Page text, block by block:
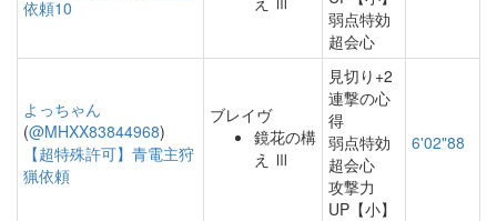
依頼10
弱点特効
超会心
よっちゃん
(@MHXX83844968)
【超特殊許可】青電主狩
猟依頼
ブレイヴ
鏡花の構
え Ⅲ
見切り+2
連撃の心
得
弱点特効
超会心
攻撃力
UP【小】
6'02"88